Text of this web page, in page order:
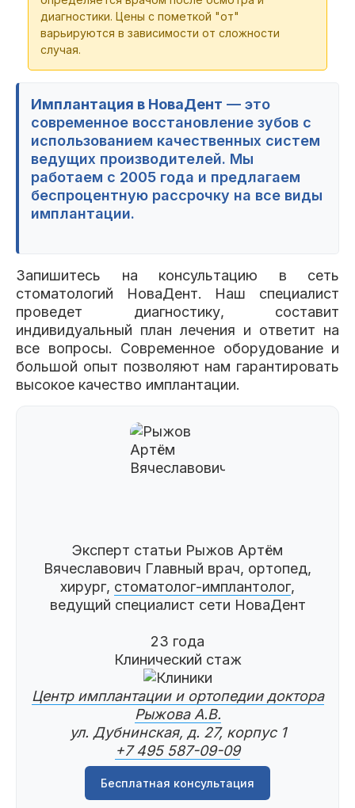
Имплант ASTRA TECH (Швеция) с
установкой
от 79 100 ₽
Коронка керамическая E-MAX на импланте
от 54 800 ₽
от 13 200 ₽
Временная коронка на имплант
от 17 400 ₽
Костный материал Bio-Oss (1г)
от 24 200 ₽
диагностики. Цены с пометкой "от"
варьируются в зависимости от сложности
случая.
Имплантация в НоваДент — это
современное восстановление зубов с
использованием качественных систем
ведущих производителей. Мы
работаем с 2005 года и предлагаем
беспроцентную рассрочку на все виды
имплантации.
Запишитесь на консультацию в сеть
стоматологий НоваДент. Наш специалист
проведет диагностику, составит
индивидуальный план лечения и ответит на
все вопросы. Современное оборудование и
большой опыт позволяют нам гарантировать
высокое качество имплантации.
Эксперт статьи Рыжов Артём
Вячеславович Главный врач, ортопед,
хирург, стоматолог-имплантолог,
ведущий специалист сети НоваДент
23 года
Клинический стаж
Центр имплантации и ортопедии доктора
Рыжова А.В.
ул. Дубнинская, д. 27, корпус 1
+7 495 587-09-09
Бесплатная консультация